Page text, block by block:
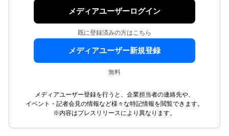
メディアユーザーログイン
既に登録済みの方はこちら
メディアユーザー新規登録
無料
メディアユーザー登録を行うと、企業担当者の連絡先や、
イベント・記者会見の情報など様々な特記情報を閲覧できます。
※内容はプレスリリースにより異なります。